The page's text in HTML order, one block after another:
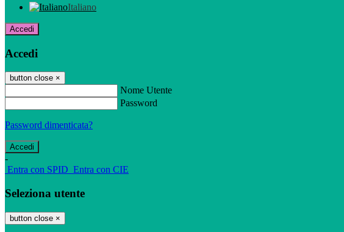
Italiano
Accedi
Accedi
button close ×
Nome Utente
Password
Password dimenticata?
-
Entra con SPID Entra con CIE
Seleziona utente
button close ×